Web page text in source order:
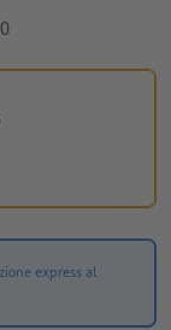
express al